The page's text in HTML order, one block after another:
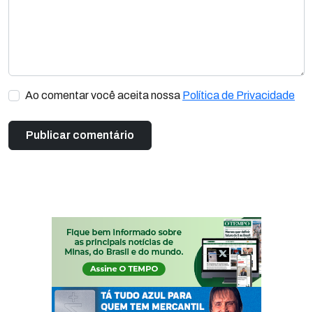
Ao comentar você aceita nossa Política de Privacidade